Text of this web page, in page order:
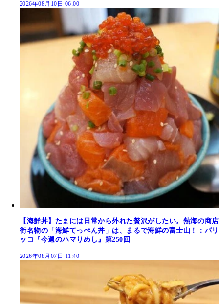
2026年08月10日 06:00
【海鮮丼】たまには日常から外れた贅沢がしたい。熱海の商店
街名物の「海鮮てっぺん丼」は、まるで海鮮の富士山！：パリ
ッコ『今週のハマりめし』第250回
2026年08月07日 11:40